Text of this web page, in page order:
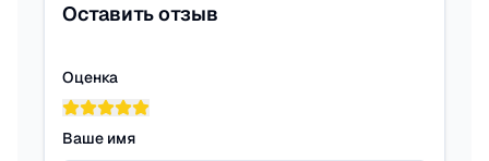
Оставить отзыв
Оценка
Ваше имя